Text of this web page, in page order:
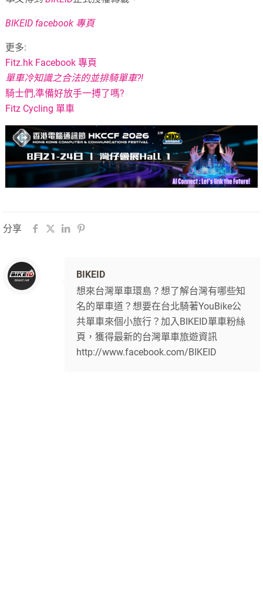
BIKEID facebook 專頁
更多:
Fitz.hk Facebook 專頁
單車冷知識之合法的並排騎單車?!
騎士們,準備好放手一搏了嗎?
Fitz Cycling 單車
分享
BIKEID
想來台灣單車環島？想了解台灣有哪些知
名的單車道？想要在台北騎著YouBike公
共單車來個小旅行？加入BIKEID單車粉絲
頁，獲得最新的台灣單車旅遊資訊
http://www.facebook.com/BIKEID